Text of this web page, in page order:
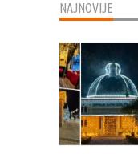
NAJNOVIJE